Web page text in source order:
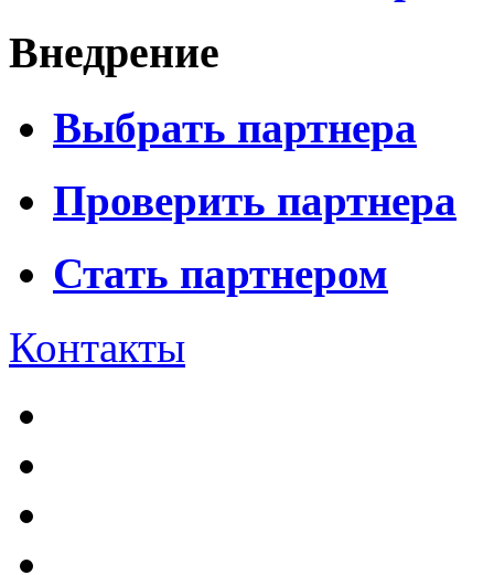
Внедрение
Выбрать партнера
Проверить партнера
Стать партнером
Контакты